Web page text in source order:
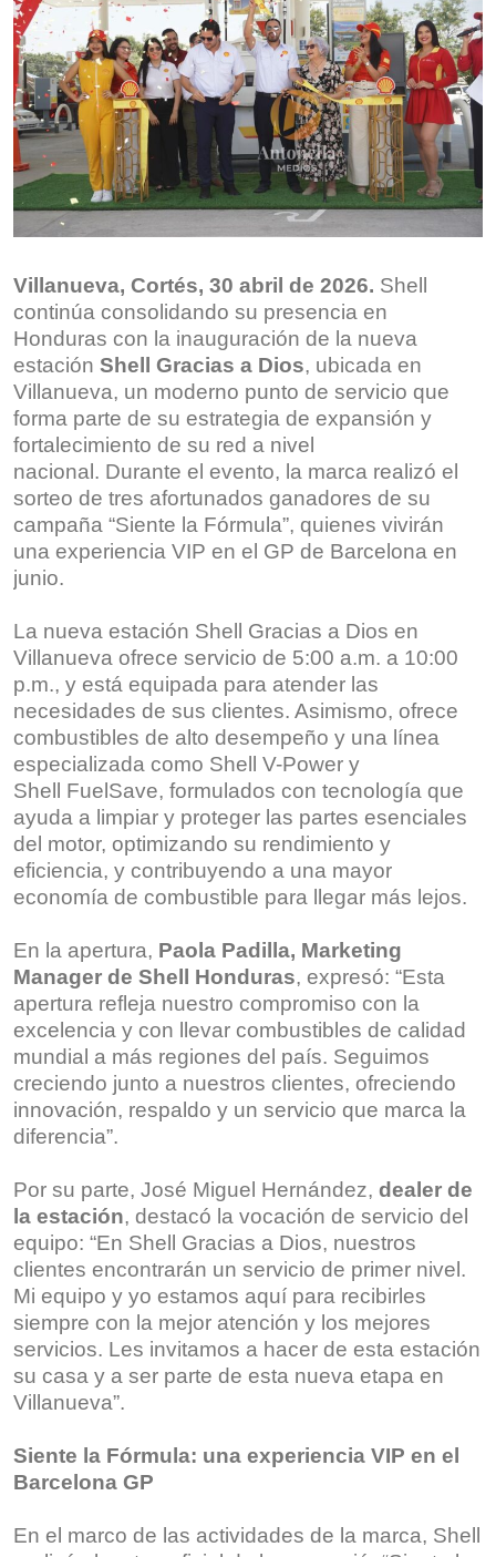
Villanueva, Cortés, 30 abril de 2026. Shell
continúa consolidando su presencia en
Honduras con la inauguración de la nueva
estación Shell Gracias a Dios, ubicada en
Villanueva, un moderno punto de servicio que
forma parte de su estrategia de expansión y
fortalecimiento de su red a nivel
nacional. Durante el evento, la marca realizó el
sorteo de tres afortunados ganadores de su
campaña “Siente la Fórmula”, quienes vivirán
una experiencia VIP en el GP de Barcelona en
junio.
La nueva estación Shell Gracias a Dios en
Villanueva ofrece servicio de 5:00 a.m. a 10:00
p.m., y está equipada para atender las
necesidades de sus clientes. Asimismo, ofrece
combustibles de alto desempeño y una línea
especializada como Shell V-Power y
Shell FuelSave, formulados con tecnología que
ayuda a limpiar y proteger las partes esenciales
del motor, optimizando su rendimiento y
eficiencia, y contribuyendo a una mayor
economía de combustible para llegar más lejos.
En la apertura, Paola Padilla, Marketing
Manager de Shell Honduras, expresó: “Esta
apertura refleja nuestro compromiso con la
excelencia y con llevar combustibles de calidad
mundial a más regiones del país. Seguimos
creciendo junto a nuestros clientes, ofreciendo
innovación, respaldo y un servicio que marca la
diferencia”.
Por su parte, José Miguel Hernández, dealer de
la estación, destacó la vocación de servicio del
equipo: “En Shell Gracias a Dios, nuestros
clientes encontrarán un servicio de primer nivel.
Mi equipo y yo estamos aquí para recibirles
siempre con la mejor atención y los mejores
servicios. Les invitamos a hacer de esta estación
su casa y a ser parte de esta nueva etapa en
Villanueva”.
Siente la Fórmula: una experiencia VIP en el
Barcelona GP
En el marco de las actividades de la marca, Shell